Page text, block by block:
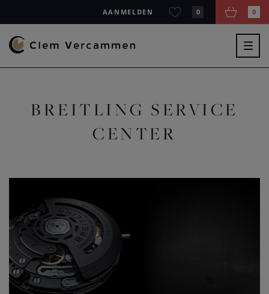
AANMELDEN 0 0
BREITLING SERVICE
CENTER